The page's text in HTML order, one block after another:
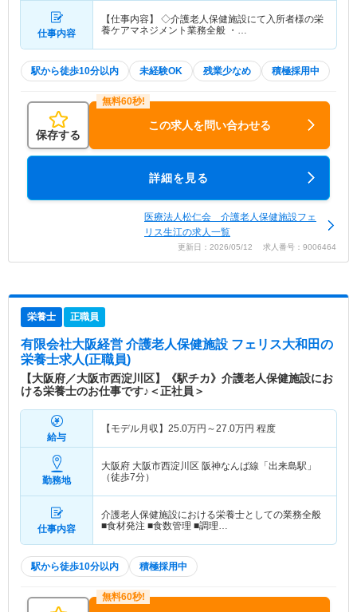
仕事内容
【仕事内容】 ◇介護老人保健施設にて入所者様の栄
養ケアマネジメント業務全般 ・…
駅から徒歩10分以内 未経験OK 残業少なめ 積極採用中
保存する
この求人を問い合わせる
詳細を見る
医療法人松仁会 介護老人保健施設フェ
リス生江の求人一覧
更新日：2026/05/12 求人番号：9006464
栄養士 正職員
有限会社大阪経営 介護老人保健施設 フェリス大和田の
栄養士求人(正職員)
【大阪府／大阪市西淀川区】《駅チカ》介護老人保健施設にお
ける栄養士のお仕事です♪＜正社員＞
給与
【モデル月収】 25.0万円～27.0万円 程度
勤務地
大阪府 大阪市西淀川区 阪神なんば線「出来島駅」
（徒歩7分）
仕事内容
介護老人保健施設における栄養士としての業務全般
■食材発注 ■食数管理 ■調理…
駅から徒歩10分以内 積極採用中